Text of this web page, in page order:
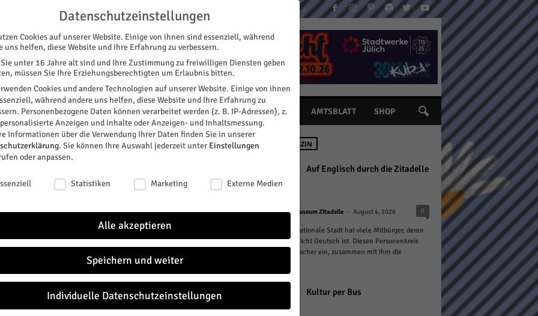
KONTAKT
SPEZIAL E-PAPER KINO GALERIE TERMINE AMTSBLATT SHOP
Fragen?
auch in Jülich begangen. Der HERZOG hat hierzu
NEU IM MAGAZIN
Auf Englisch durch die Zitadelle
Geschichte/n Museum Zitadelle - August 4, 2026 0
Jülich als internationale Stadt hat viele Mitbürger, deren
Muttersprache nicht Deutsch ist. Diesen Personenkreis
lädt Christoph Fischer ein, zusammen mit ihm die
Kultur per Bus
Datenschutzeinstellungen
Cookies auf unserer Website. Einige von ihnen sind essenziell, während
uns helfen, diese Website und Ihre Erfahrung zu verbessern.
unter 16 Jahre alt sind und Ihre Zustimmung zu freiwilligen Diensten geben
müssen Sie Ihre Erziehungsberechtigten um Erlaubnis bitten.
Cookies und andere Technologien auf unserer Website. Einige von ihnen
während andere uns helfen, diese Website und Ihre Erfahrung zu
Personenbezogene Daten können verarbeitet werden (z. B. IP-Adressen), z.
Anzeigen und Inhalte oder Anzeigen- und Inhaltsmessung.
Informationen über die Verwendung Ihrer Daten finden Sie in unserer
. Sie können Ihre Auswahl jederzeit unter Einstellungen
oder anpassen.
Statistiken Marketing Externe Medien
Alle akzeptieren
Speichern und weiter
Individuelle Datenschutzeinstellungen